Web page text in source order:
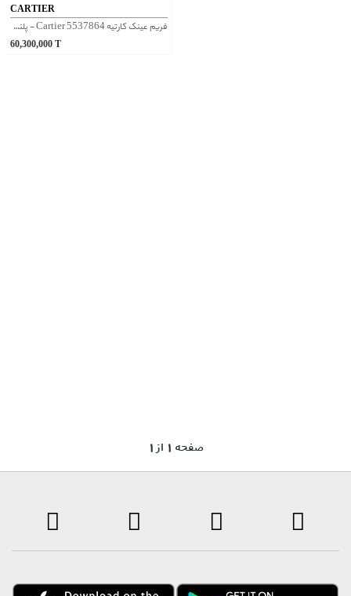
CARTIER
فریم عینک کارتیه Cartier 5537864 - پلنگی
60,300,000
1 صفحه 1 از